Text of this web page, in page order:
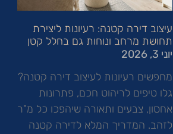
עיצוב דירה קטנה: רעיונות ליצירת
תחושת מרחב ונוחות גם בחלל קטן
יוני 3, 2026
מחפשים רעיונות לעיצוב דירה קטנה?
גלו טיפים לריהוט חכם, פתרונות
אחסון, צבעים ותאורה שיהפכו כל מ"ר
לזהב. המדריך המלא לדירה קטנה